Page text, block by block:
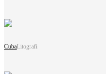
CubaLitografi